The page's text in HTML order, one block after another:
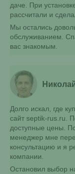
даче. При
рассчитали и
Мы остались
обслуживанием.
вас знакомым.
Долго искал, где
сайт septik-rus.ru.
доступные цены.
менеджер мне
консультацию и я
компании.
Остановил выбор